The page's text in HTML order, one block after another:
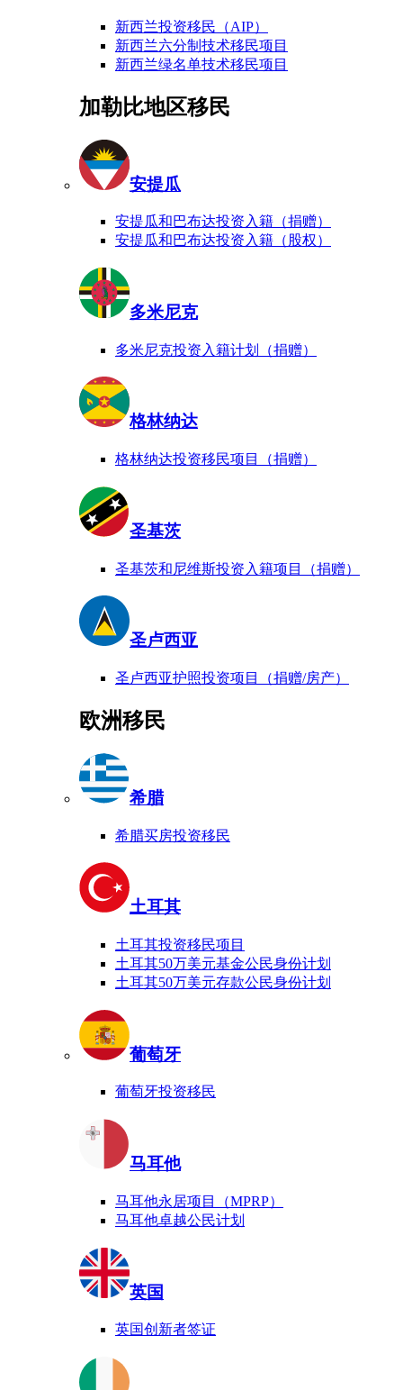
新西兰投资移民（AIP）
新西兰六分制技术移民项目
新西兰绿名单技术移民项目
加勒比地区移民
安提瓜
安提瓜和巴布达投资入籍（捐赠）
安提瓜和巴布达投资入籍（股权）
多米尼克
多米尼克投资入籍计划（捐赠）
格林纳达
格林纳达投资移民项目（捐赠）
圣基茨
圣基茨和尼维斯投资入籍项目（捐赠）
圣卢西亚
圣卢西亚护照投资项目（捐赠/房产）
欧洲移民
希腊
希腊买房投资移民
土耳其
土耳其投资移民项目
土耳其50万美元基金公民身份计划
土耳其50万美元存款公民身份计划
葡萄牙
葡萄牙投资移民
马耳他
马耳他永居项目（MPRP）
马耳他卓越公民计划
英国
英国创新者签证